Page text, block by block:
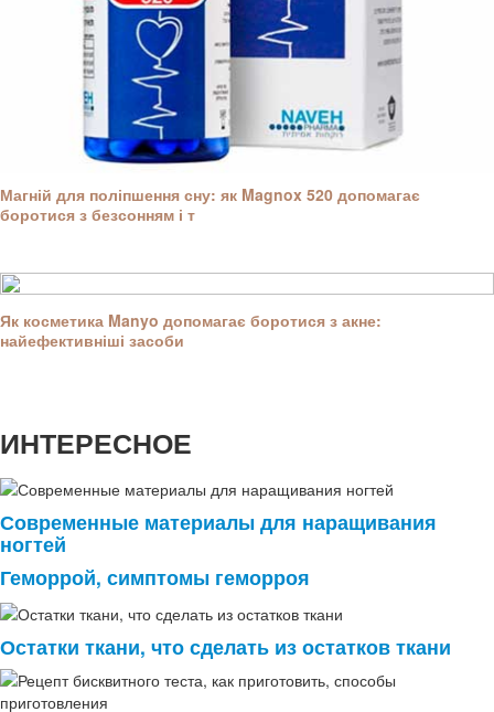
Магній для поліпшення сну: як Magnox 520 допомагає
боротися з безсонням і т
Як косметика Manyo допомагає боротися з акне:
найефективніші засоби
ИНТЕРЕСНОЕ
Современные материалы для наращивания
ногтей
Геморрой, симптомы геморроя
Остатки ткани, что сделать из остатков ткани